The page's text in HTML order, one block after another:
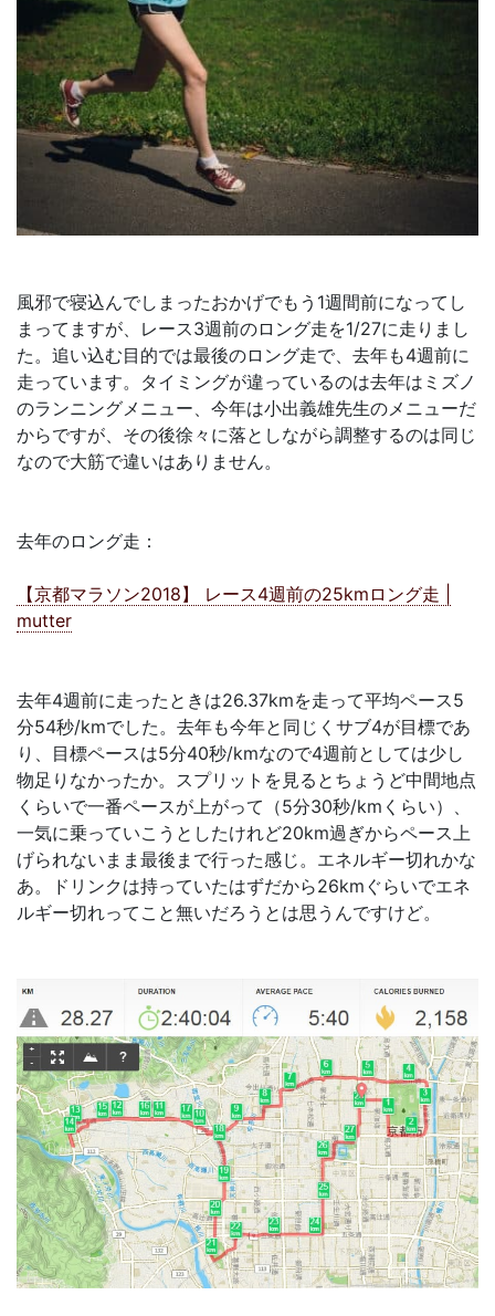
風邪で寝込んでしまったおかげでもう1週間前になってし
まってますが、レース3週前のロング走を1/27に走りまし
た。追い込む目的では最後のロング走で、去年も4週前に
走っています。タイミングが違っているのは去年はミズノ
のランニングメニュー、今年は小出義雄先生のメニューだ
からですが、その後徐々に落としながら調整するのは同じ
なので大筋で違いはありません。
去年のロング走：
【京都マラソン2018】 レース4週前の25kmロング走 |
mutter
去年4週前に走ったときは26.37kmを走って平均ペース5
分54秒/kmでした。去年も今年と同じくサブ4が目標であ
り、目標ペースは5分40秒/kmなので4週前としては少し
物足りなかったか。スプリットを見るとちょうど中間地点
くらいで一番ペースが上がって（5分30秒/kmくらい）、
一気に乗っていこうとしたけれど20km過ぎからペース上
げられないまま最後まで行った感じ。エネルギー切れかな
あ。ドリンクは持っていたはずだから26kmぐらいでエネ
ルギー切れってこと無いだろうとは思うんですけど。